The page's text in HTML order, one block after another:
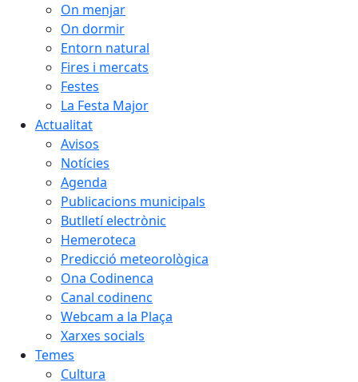
On menjar
On dormir
Entorn natural
Fires i mercats
Festes
La Festa Major
Actualitat
Avisos
Notícies
Agenda
Publicacions municipals
Butlletí electrònic
Hemeroteca
Predicció meteorològica
Ona Codinenca
Canal codinenc
Webcam a la Plaça
Xarxes socials
Temes
Cultura